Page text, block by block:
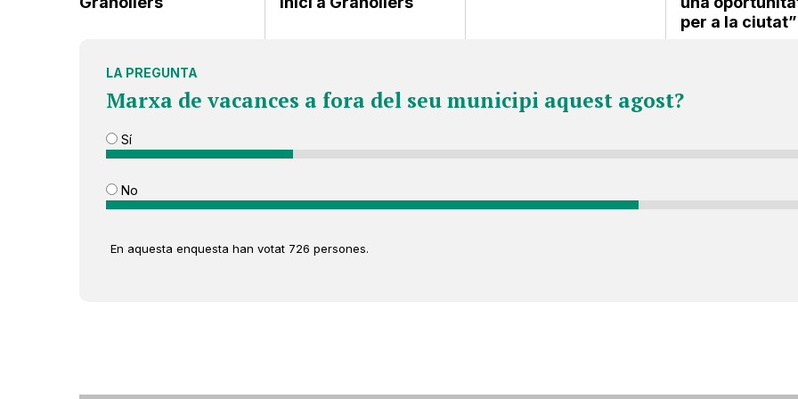
per a la ciutat”
LA PREGUNTA
Marxa de vacances a fora del seu municipi aquest agost?
Sí
No
En aquesta enquesta han votat 726 persones.